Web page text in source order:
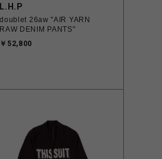
L.H.P
doublet 26aw "AIR YARN
RAW DENIM PANTS"
￥52,800